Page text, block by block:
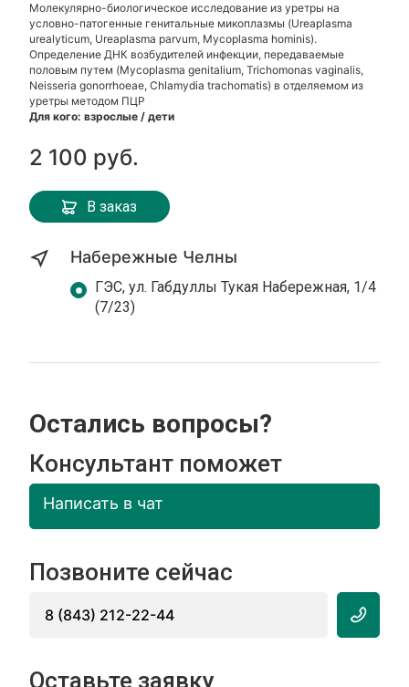
Молекулярно-биологическое исследование из уретры на
условно-патогенные генитальные микоплазмы (Ureaplasma
urealyticum, Ureaplasma parvum, Mycoplasma hominis).
Определение ДНК возбудителей инфекции, передаваемые
половым путем (Mycoplasma genitalium, Trichomonas vaginalis,
Neisseria gonorrhoeae, Chlamydia trachomatis) в отделяемом из
уретры методом ПЦР
Для кого: взрослые / дети
2 100 руб.
В заказ
Набережные Челны
ГЭС, ул. Габдуллы Тукая Набережная, 1/4
(7/23)
Остались вопросы?
Консультант поможет
Написать в чат
Позвоните сейчас
8 (843) 212-22-44
Оставьте заявку